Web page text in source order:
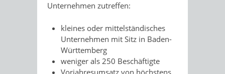
Unternehmen zutreffen:
kleines oder mittelständisches
Unternehmen mit Sitz in Baden-
Württemberg
weniger als 250 Beschäftigte
Vorjahresumsatz von höchstens